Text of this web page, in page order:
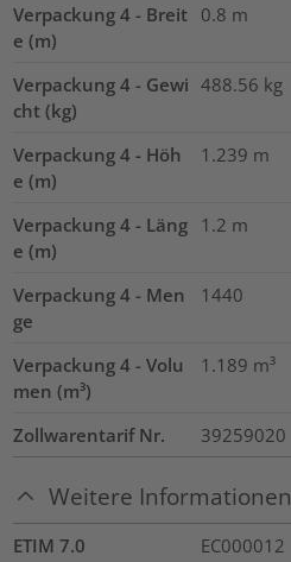
Verpackung 4 - Breit
e (m)
0.8 m
Verpackung 4 - Gewi
cht (kg)
488.56 kg
Verpackung 4 - Höh
e (m)
1.239 m
Verpackung 4 - Läng
e (m)
1.2 m
Verpackung 4 - Men
ge
1440
Verpackung 4 - Volu
men (m³)
1.189 m³
Zollwarentarif Nr. 39259020
Weitere Informationen
ETIM 7.0
EC000012